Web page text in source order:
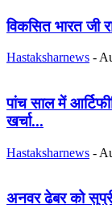
विकसित भारत जी
Hastaksharnews -
पांच साल में
खर्चा...
Hastaksharnews -
अनवर ढेबर को